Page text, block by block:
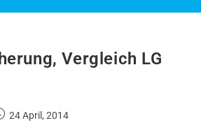
Vergleich LG
24 April, 2014